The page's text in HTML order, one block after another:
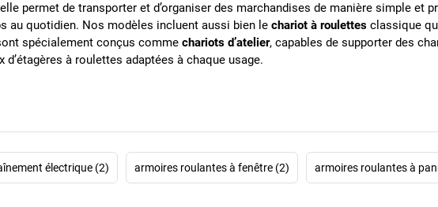
permet de transporter et d’organiser des marchandises de manière simple
au quotidien. Nos modèles incluent aussi bien le chariot à roulettes classique
spécialement conçus comme chariots d’atelier, capables de supporter des
à roulettes adaptées à chaque usage.
électrique (2) armoires roulantes à fenêtre (2) armoires roulantes à